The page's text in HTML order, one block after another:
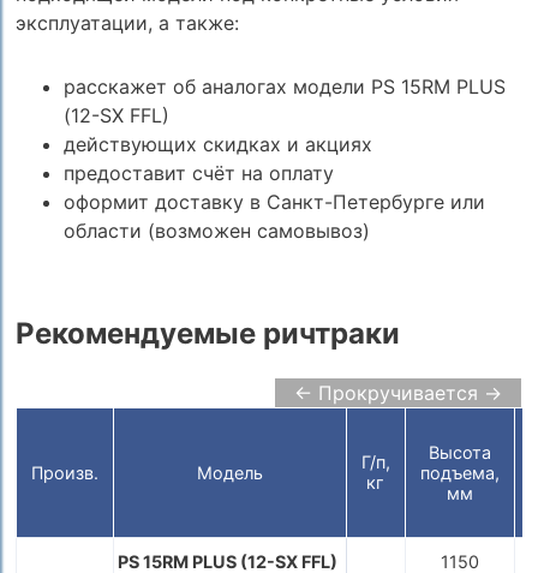
эксплуатации, а также:
расскажет об аналогах модели PS 15RM PLUS
(12-SX FFL)
действующих скидках и акциях
предоставит счёт на оплату
оформит доставку в Санкт-Петербурге или
области (возможен самовывоз)
Рекомендуемые ричтраки
← Прокручивается →
Произв. Модель
Г/п,
кг
Высота
подъема,
мм
PS 15RM PLUS (12-SX FFL) 1150